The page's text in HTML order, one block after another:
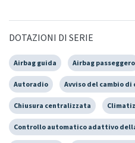
DOTAZIONI DI SERIE
Airbag guida Airbag passeggero
Autoradio Avviso del cambio di
Chiusura centralizzata
Controllo automatico adattivo